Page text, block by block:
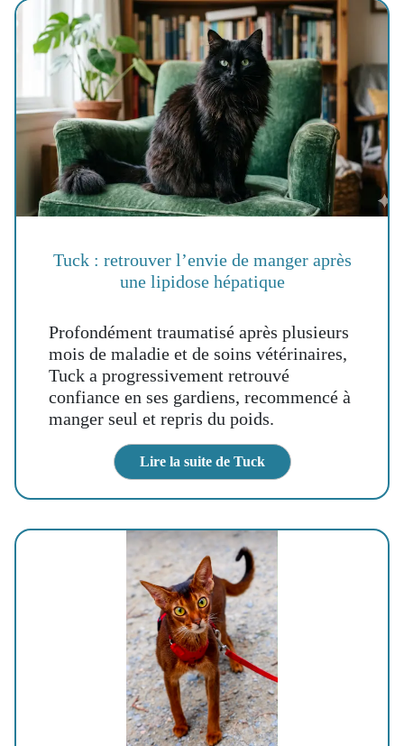
Tuck : retrouver l’envie de manger après
une lipidose hépatique
Profondément traumatisé après plusieurs
mois de maladie et de soins vétérinaires,
Tuck a progressivement retrouvé
confiance en ses gardiens, recommencé à
manger seul et repris du poids.
Lire la suite de Tuck